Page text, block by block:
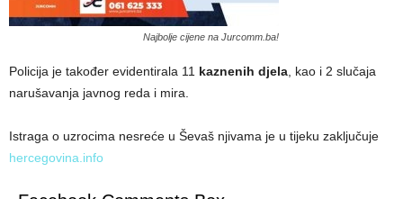
Najbolje cijene na Jurcomm.ba!
Policija je također evidentirala 11 kaznenih djela, kao i 2 slučaja
narušavanja javnog reda i mira.
Istraga o uzrocima nesreće u Ševaš njivama je u tijeku zaključuje
hercegovina.info